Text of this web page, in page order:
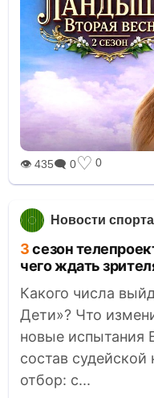
👁 435🗨 0♡ 0
Новости спорта
3 сезон телепроекта «Суперниндзя. Дети»:
чего ждать
Какого числа
Дети»? Что
новые испытания
состав
отбор: с...